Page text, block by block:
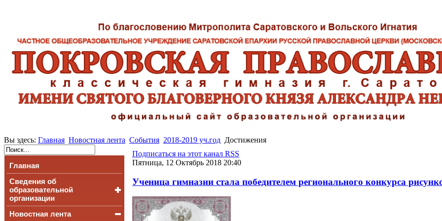
Вы здесь: Главная Новостная лента События 2018-2019 уч.год Достижения
Главная
Сведения об
образовательной
организации
Основные сведения
Новостная лента
Подписаться на этот канал RSS
Пятница, 12 Октябрь 2018 20:40
Ученица гимназии стала победителем регионального конкурса